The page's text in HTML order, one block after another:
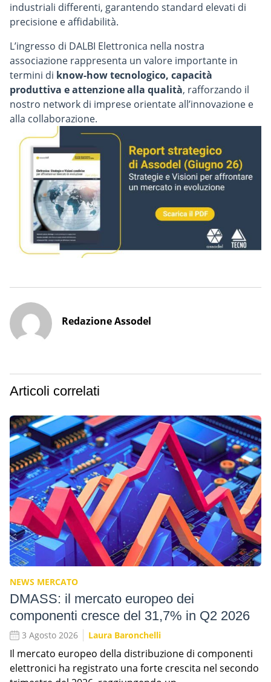
industriali differenti, garantendo standard elevati di
precisione e affidabilità.
L’ingresso di DALBI Elettronica nella nostra
associazione rappresenta un valore importante in
termini di know-how tecnologico, capacità
produttiva e attenzione alla qualità, rafforzando il
nostro network di imprese orientate all’innovazione e
alla collaborazione.
Redazione Assodel
Articoli correlati
NEWS MERCATO
DMASS: il mercato europeo dei
componenti cresce del 31,7% in Q2 2026
3 Agosto 2026 Laura Baronchelli
Il mercato europeo della distribuzione di componenti
elettronici ha registrato una forte crescita nel secondo